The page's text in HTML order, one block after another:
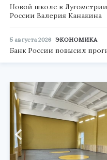
Новой школе в
России Валерия Канакина
5 августа 2026 ЭКОНОМИКА
Банк России повысил